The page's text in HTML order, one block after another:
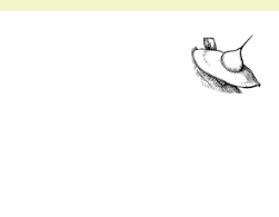
Pour